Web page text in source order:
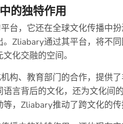
的独特作用
台，它还在全球文化传播中
Zliabary通过其平台，将不
化交融的空间。
构、教育部门的合作，提供
言背后的文化，还为文化间
，Zliabary推动了跨文化的传